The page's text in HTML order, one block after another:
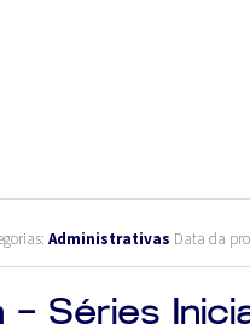
Administrativas Data da
– Séries